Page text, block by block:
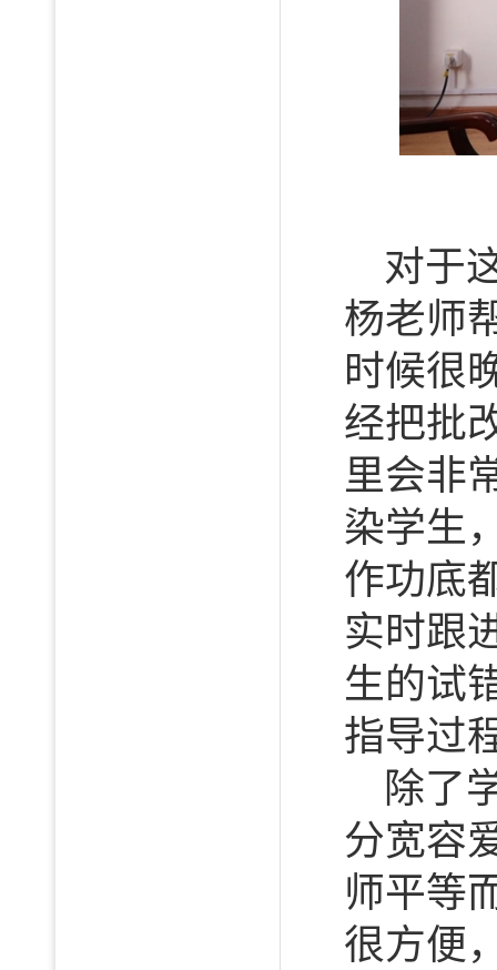
对于
杨老师
时候很
经把批
里会非
染学生
作功底
实时跟
生的试
指导过
除了
分宽容
师平等
很方便